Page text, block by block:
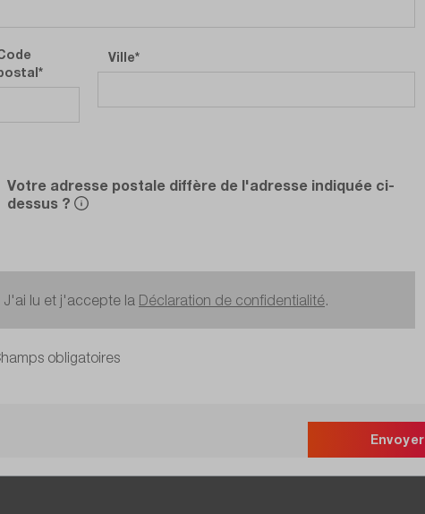
Ville
Votre adresse postale diffère de l'adresse indiquée ci-
dessus ?
J'ai lu et j'accepte la Déclaration de confidentialité.
obligatoires
Envoyer